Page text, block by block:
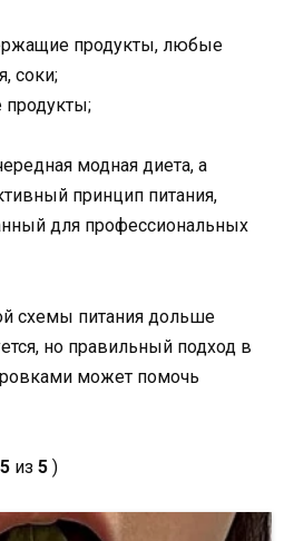
продукты, любые
соки;
модная диета, а
принцип питания,
для профессиональных
схемы питания дольше
но правильный подход в
может помочь
из 5 )